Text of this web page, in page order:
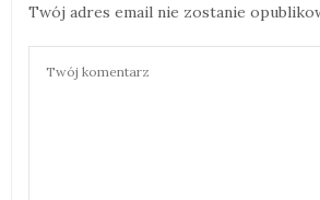
Twój adres email nie zostanie